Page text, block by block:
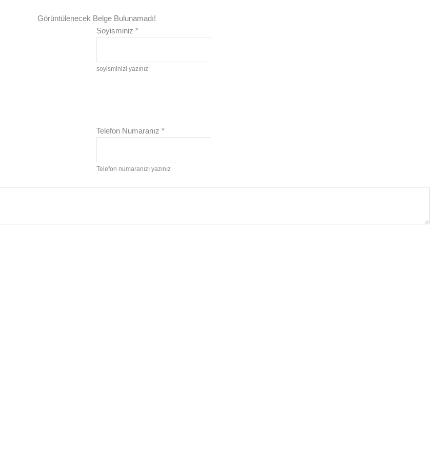
Görüntülenecek Belge Bulunamadı!
Soyisminiz *
soyisminizi yazınız
Telefon Numaranız *
Telefon numaranızı yazınız